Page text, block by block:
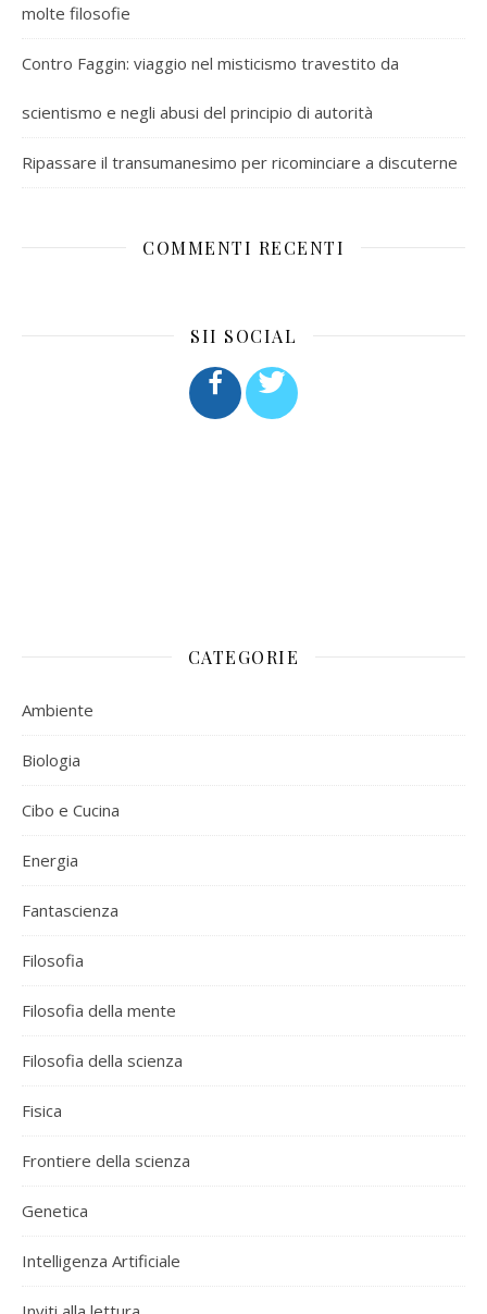
molte filosofie
Contro Faggin: viaggio nel misticismo travestito da
scientismo e negli abusi del principio di autorità
Ripassare il transumanesimo per ricominciare a discuterne
COMMENTI RECENTI
SII SOCIAL
CATEGORIE
Ambiente
Biologia
Cibo e Cucina
Energia
Fantascienza
Filosofia
Filosofia della mente
Filosofia della scienza
Fisica
Frontiere della scienza
Genetica
Intelligenza Artificiale